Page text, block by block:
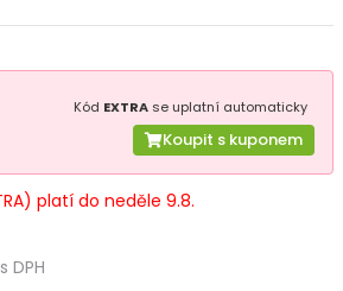
Kód EXTRA se uplatní automaticky
Koupit s kuponem
platí do neděle 9.8.
s DPH